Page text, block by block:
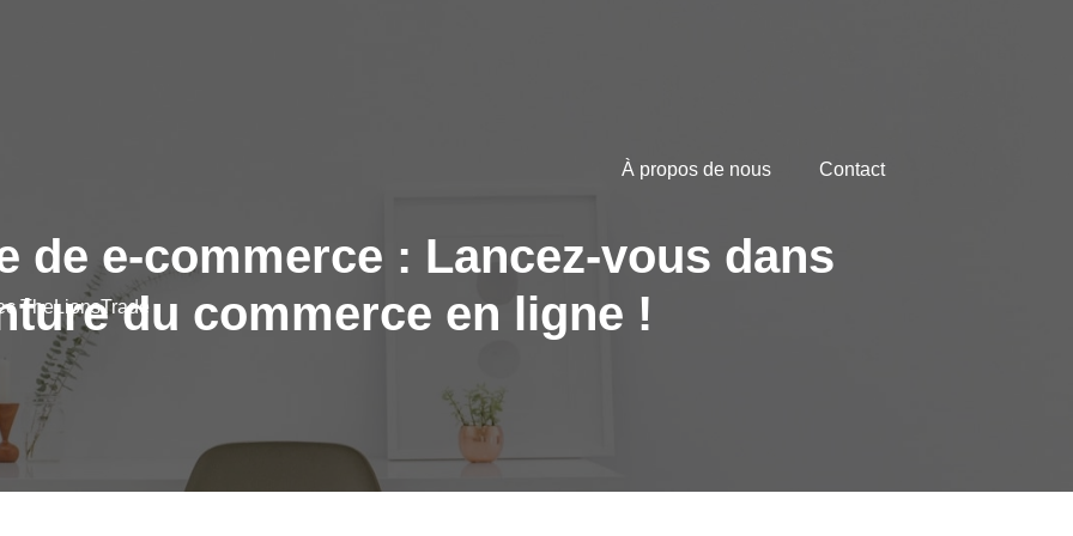
TheLionsTrade
À propos de nous Contact
de e-commerce : Lancez-vous dans
du commerce en ligne !